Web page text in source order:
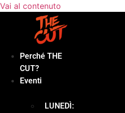
Vai al contenuto
Perché THE
CUT?
Eventi
LUNEDÌ: